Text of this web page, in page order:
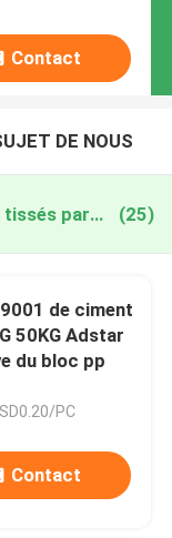
Contact
DE NOUS
Chine BOPP a stratifié les sacs tissés par pp (25)
de ciment
50KG Adstar
du bloc pp
PC
Contact